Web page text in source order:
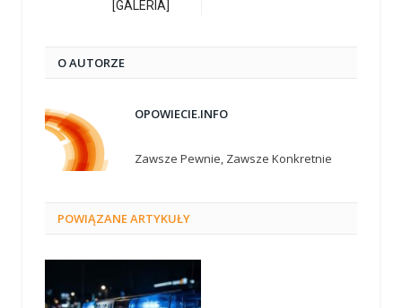
[GALERIA]
O AUTORZE
OPOWIECIE.INFO
Zawsze Pewnie, Zawsze Konkretnie
POWIĄZANEARTYKUŁY